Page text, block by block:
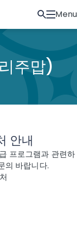
Menu
주맙)
안내
프로그램과 관련하
의 바랍니다.